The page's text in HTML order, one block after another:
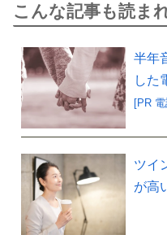
こんな記事も読ま
半年
した
[PR
ツイ
が高